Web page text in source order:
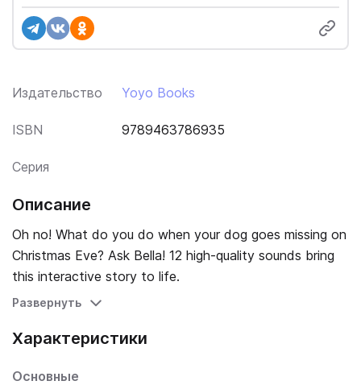
Издательство Yoyo Books
ISBN 9789463786935
Серия
Описание
Oh no! What do you do when your dog goes missing on
Christmas Eve? Ask Bella! 12 high-quality sounds bring
this interactive story to life.
Развернуть
Характеристики
Основные